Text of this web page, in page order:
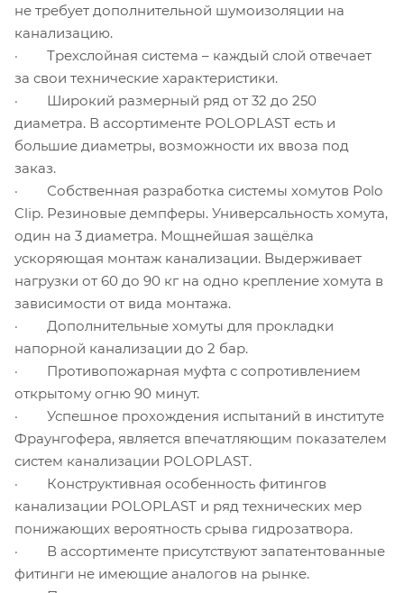
не требует дополнительной шумоизоляции на
канализацию.
· Трехслойная система – каждый слой отвечает
за свои технические характеристики.
· Широкий размерный ряд от 32 до 250
диаметра. В ассортименте POLOPLAST есть и
большие диаметры, возможности их ввоза под
заказ.
· Собственная разработка системы хомутов Polo
Clip. Резиновые демпферы. Универсальность хомута,
один на 3 диаметра. Мощнейшая защёлка
ускоряющая монтаж канализации. Выдерживает
нагрузки от 60 до 90 кг на одно крепление хомута в
зависимости от вида монтажа.
· Дополнительные хомуты для прокладки
напорной канализации до 2 бар.
· Противопожарная муфта с сопротивлением
открытому огню 90 минут.
· Успешное прохождения испытаний в институте
Фраунгофера, является впечатляющим показателем
систем канализации POLOPLAST.
· Конструктивная особенность фитингов
канализации POLOPLAST и ряд технических мер
понижающих вероятность срыва гидрозатвора.
· В ассортименте присутствуют запатентованные
фитинги не имеющие аналогов на рынке.